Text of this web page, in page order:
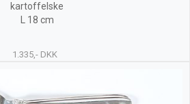
kartoffelske
L 18 cm
1.335,- DKK